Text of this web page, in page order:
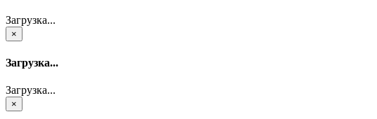
Загрузка...
×
Загрузка...
Загрузка...
×